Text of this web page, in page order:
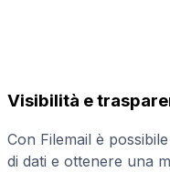
Visibilità e
Con Filemail è
di dati e ottenere una